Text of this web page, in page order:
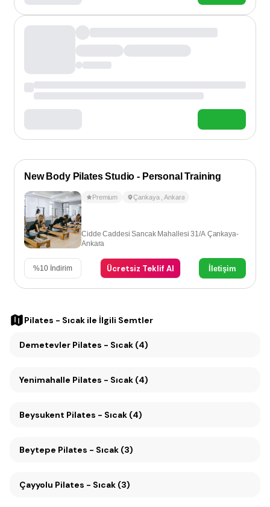
New Body Pilates Studio - Personal Training
Premium Çankaya ,Ankara
Cidde Caddesi Sancak Mahallesi 31/A Çankaya-
Ankara
%10 İndirim Ücretsiz Teklif Al İletişim
Pilates - Sıcak ile İlgili Semtler
Demetevler Pilates - Sıcak (4)
Yenimahalle Pilates - Sıcak (4)
Beysukent Pilates - Sıcak (4)
Beytepe Pilates - Sıcak (3)
Çayyolu Pilates - Sıcak (3)